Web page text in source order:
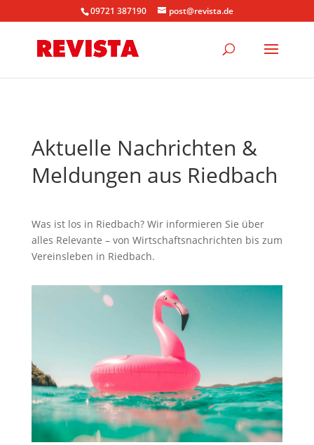
09721 387190 post@revista.de
Aktuelle Nachrichten &
Meldungen aus Riedbach
Was ist los in Riedbach? Wir informieren Sie über
alles Relevante – von Wirtschaftsnachrichten bis zum
Vereinsleben in Riedbach.